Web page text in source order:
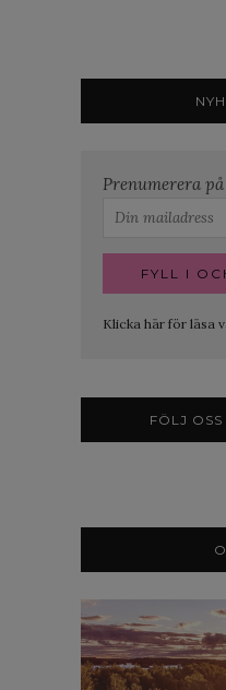
Prenumerera
Klicka här för läsa
FÖLJ